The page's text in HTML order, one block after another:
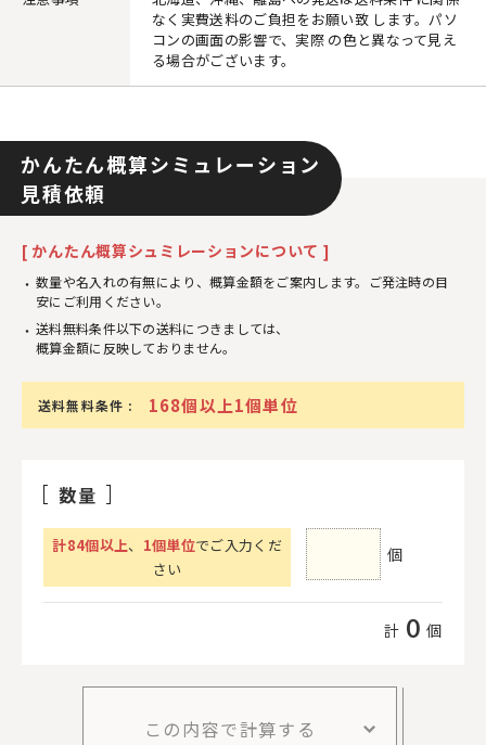
なく実費送料のご負担をお願い致 します。パソ
コンの画面の影響で、実際 の色と異なって見え
る場合がございます。
かんたん概算シミュレーション
見積依頼
[ かんたん概算シュミレーションについて ]
数量や名入れの有無により、概算金額をご案内します。ご発注時の目
安にご利用ください。
送料無料条件以下の送料につきましては、
概算金額に反映しておりません。
送料無料条件 : 168個以上1個単位
数量
計84個以上、 1個単位でご入力くだ
さい
個
計 0 個
この内容で計算する